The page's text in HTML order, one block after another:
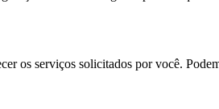
os serviços solicitados por você.